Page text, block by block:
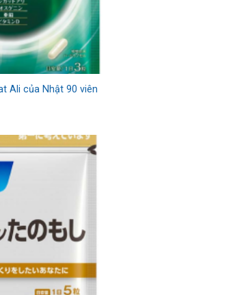
Ali của Nhật 90 viên